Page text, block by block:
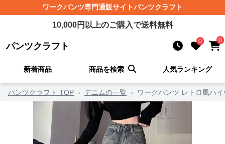
ワークパンツ専門通販サイトパンツクラフト
10,000円以上のご購入で送料無料
パンツクラフト 0 0
新着商品 商品を検索 人気ランキング
パンツクラフト TOP › デニムの一覧 › ワークパンツ レトロ風ハ